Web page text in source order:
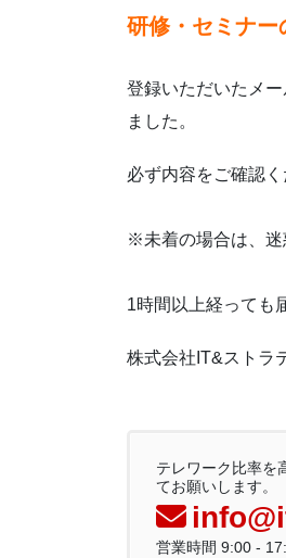
研修・セミナー
登録いただいたメ
ました。
必ず内容をご確認く
※未着の場合は、迷
1時間以上経っても
株式会社IT&ストラ
テレワーク比率を
てお願いします。
営業時間 9:00 -